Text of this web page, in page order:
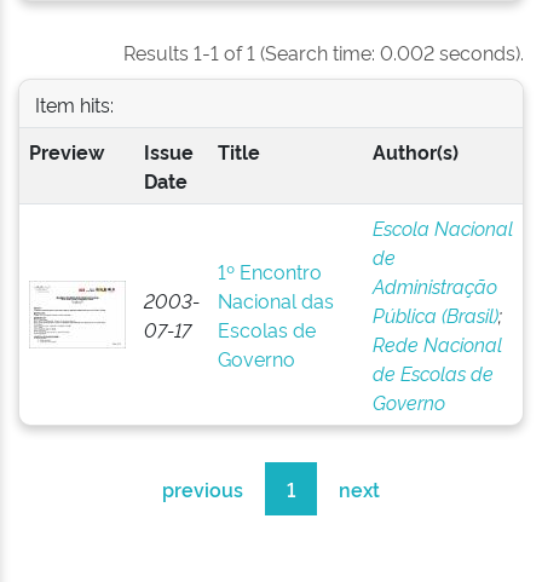
Results 1-1 of 1 (Search time: 0.002 seconds).
Item hits:
Preview
Issue
Date
Title Author(s)
2003-
07-17
1º Encontro
Nacional das
Escolas de
Governo
Escola Nacional
de
Administração
Pública (Brasil);
Rede Nacional
de Escolas de
Governo
previous 1 next